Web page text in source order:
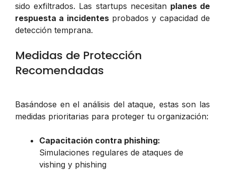
sido exfiltrados. Las startups necesitan planes de
respuesta a incidentesprobados y capacidad de
detección temprana.
Medidas de Protección
Recomendadas
Basándose en el análisis del ataque, estas son las
medidas prioritarias para proteger tu organización:
Capacitación contra phishing:
Simulaciones regulares de ataques de
vishing y phishing